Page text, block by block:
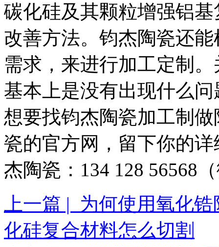
碳化硅及其颗粒增强铝
改善方法。钧杰陶瓷还
需求，来进行加工定制
基本上是没有出现什么
想要找钧杰陶瓷加工制
瓷的官方网，留下你的
杰陶瓷：134 128 56568
上一篇 | 为何使用氧化
化硅复合材料怎么切割